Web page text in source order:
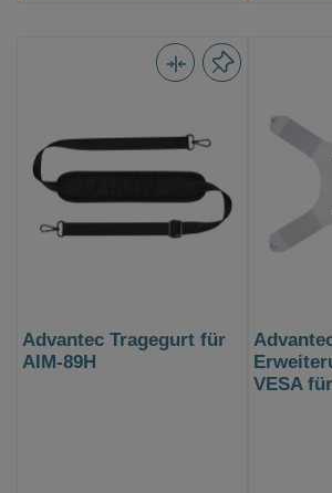
Advantec Tragegurt für
AIM-89H
VESA